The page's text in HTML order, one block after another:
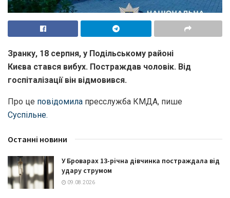
Зранку, 18 серпня, у Подільському районі
Києва стався вибух. Постраждав чоловік. Від
госпіталізації він відмовився.
Про це повідомила пресслужба КМДА, пише
Суспільне.
Останні новини
У Броварах 13-річна дівчинка постраждала від
удару струмом
09.08.2026